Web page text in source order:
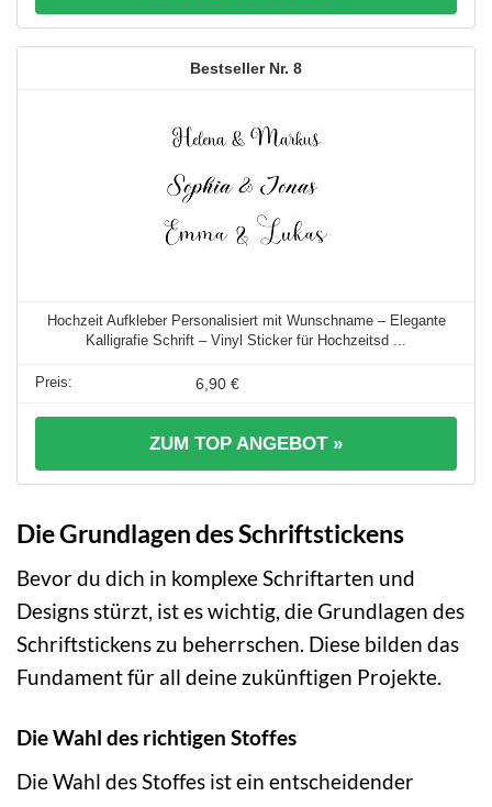
8
Hochzeit Aufkleber Personalisiert mit Wunschname – Elegante
Kalligrafie Schrift – Vinyl Sticker für Hochzeitsd ...
6,90 €
ZUM TOP ANGEBOT »
Die Grundlagen des Schriftstickens
Bevor du dich in komplexe Schriftarten und
Designs stürzt, ist es wichtig, die Grundlagen des
Schriftstickens zu beherrschen. Diese bilden das
Fundament für all deine zukünftigen Projekte.
Die Wahl des richtigen Stoffes
Die Wahl des Stoffes ist ein entscheidender